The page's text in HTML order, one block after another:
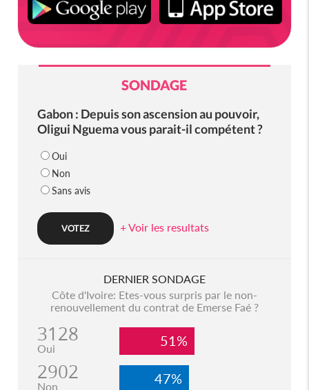
SONDAGE
Gabon : Depuis son ascension au pouvoir,
Oligui Nguema vous parait-il compétent ?
Oui
Non
Sans avis
+ Voir les resultats
DERNIER SONDAGE
Côte d'Ivoire: Etes-vous surpris par le non-
renouvellement du contrat de Emerse Faé ?
3128
Oui 51%
2902
Non 47%